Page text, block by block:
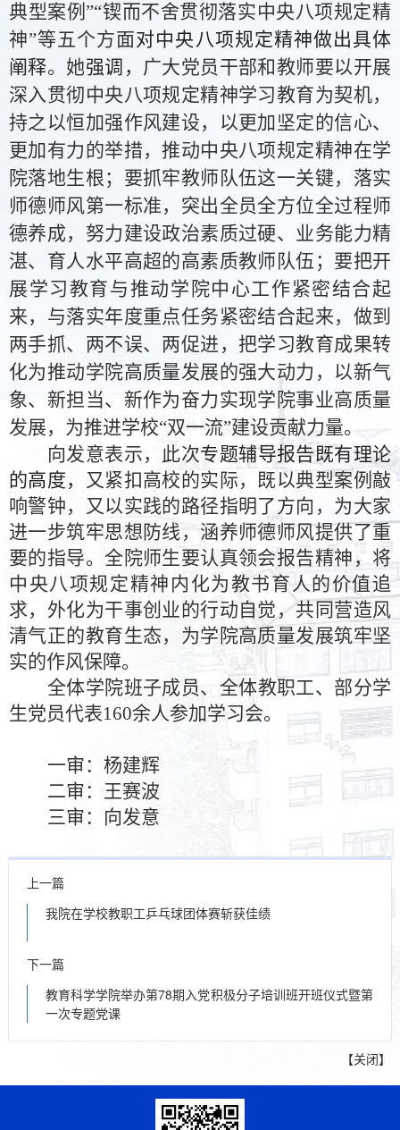
典型案例 ”“锲而不舍贯彻落实中央八项规定精
神”等五个方面对中央八项规定精神做出具体
阐释。她强调， 广大党员干部和教师要以开展
深入贯彻中央八项规定精神学习教育为契机，
持之以恒加强作风建设，以更加坚定的信心、
更加有力的举措，推动中央八项规定精神在学
院落地生根；要抓牢教师队伍这一关键，落实
师德师风第一标准，突出全员全方位全过程师
德养成，努力建设政治素质过硬、业务能力精
湛、育人水平高超的高素质教师队伍；要把开
展学习教育与推动学院中心工作紧密结合起
来，与落实年度重点任务紧密结合起来，做到
两手抓、两不误、两促进，把学习教育成果转
化为推动学院高质量发展的强大动力，以新气
象、新担当、新作为奋力实现学院事业高质量
发展，为推进学校“双一流”建设贡献力量。
向发意表示， 此次专题辅导报告既有理论
的高度， 又 紧扣高校的实际，既以典型案例敲
响警钟，又以实践的路径指明了方向， 为大家
进一步筑牢思想防线，涵养师德师风提供了重
要的指导。全院师生要认真领会报告精神，将
中央八项规定精神内化为教书育人的价值追
求，外化为干事创业的行动自觉，共同营造风
清气正的教育生态， 为学院高质量发展筑牢坚
实的作风保障。
全体学院班子成员、 全体教职工、部分学
生党员代表160余人参加学习会。
一审：杨建辉
二审：王赛波
三审：向发意
上一篇
我院在学校教职工乒乓球团体赛斩获佳绩
下一篇
教育科学学院举办第78期入党积极分子培训班开班仪式暨第
一次专题党课
【关闭】